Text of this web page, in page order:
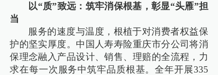
以“质”致远：筑牢消保根基，彰显“头雁”担
当
服务的速度与温度，根植于对消费者权益保
护的坚实厚度。中国人寿寿险重庆市分公司将消
保理念融入产品设计、销售、理赔的全流程，力
求在每一次服务中筑牢品质根基。全年开展335